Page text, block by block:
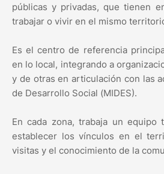
públicas y privadas, que tienen
trabajar o vivir en el mismo
Es el centro de referencia
en lo local, integrando a
y de otras en articulación con las
de Desarrollo Social (MIDES).
En cada zona, trabaja un equipo
establecer los vínculos en el
visitas y el conocimiento de la